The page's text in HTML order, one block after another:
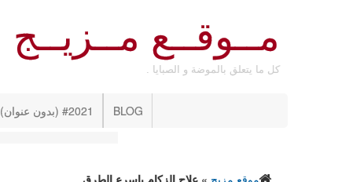
مــوقــع مــزيــج
كل ما يتعلق بالموضة و الصبايا .
#2021 (بدون عنوان) BLOG